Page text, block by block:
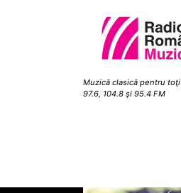
Muzică clasică pentru toţi
97.6, 104.8 şi 95.4 FM